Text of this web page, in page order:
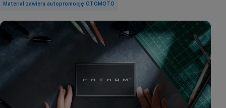
Materiał zawiera autopromocję OTOMOTO